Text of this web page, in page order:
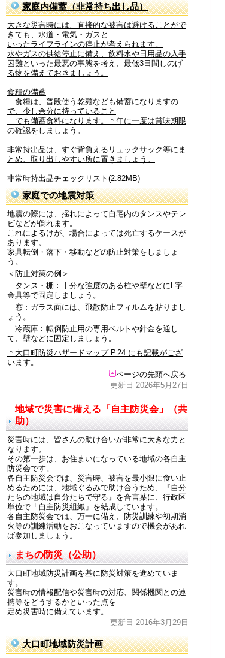
家庭内備蓄（非常持ち出し品）
大きな災害時には、直接的な被害は避けることがで
きても、水道・電気・ガスと
いったライフラインの停止が考えられます。
水やガスの供給停止に備え、飲料水や日用品の入手
困難といった最悪の事態を考え、最低3日間しのげ
る物を備えておきましょう。
食糧の備蓄
食糧は、普段使う乾麺なども備蓄になりますの
で、少し余分に持っていること
でも備蓄食料になります。＊年に一度は賞味期限
の確認をしましょう。
非常持出品は、すぐ背負えるリュックサック等にま
とめ、取り出しやすい所に置きましょう。
非常時持出品チェックリスト(2.82MB)
家庭での地震対策
地震の際には、揺れによって自宅内のタンスやテレ
ビなどが倒れます。
これによるけが、場合によっては死亡するケースが
あります。
家具転倒・落下・移動などの防止対策をしましょ
う。
＜防止対策の例＞
タンス・棚︰十分な強度のある柱や壁などにL字
金具等で固定しましょう。
窓︰ガラス面には、飛散防止フィルムを貼りまし
ょう。
冷蔵庫︰転倒防止用の専用ベルトや針金を通し
て、壁などに固定しましょう。
＊大口町防災ハザードマップ P.24 にも記載がござ
います。
ページの先頭へ戻る
更新日 2026年5月27日
地域で災害に備える「自主防災会」（共
助）
災害時には、皆さんの助け合いが非常に大きな力と
なります。
その第一歩は、お住まいになっている地域の各自主
防災会です。
各自主防災会では、災害時、被害を最小限に食い止
めるためには、地域ぐるみで助け合うため、『自分
たちの地域は自分たちで守る』を合言葉に、行政区
単位で「自主防災組織」を結成しています。
各自主防災会では、万一に備え、防災訓練や初期消
火等の訓練活動をおこなっていますので機会があれ
ば参加しましょう。
まちの防災（公助）
大口町地域防災計画を基に防災対策を進めていま
す。
災害時の情報配信や災害時の対応、関係機関との連
携等をどうするかといった点を
定め災害時に備えています。
更新日 2016年3月29日
大口町地域防災計画